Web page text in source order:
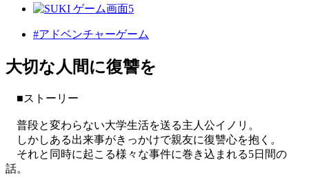
#アドベンチャーゲーム
大切な人間に復讐を
■ストーリー
普段と変わらない大学生活を送る主人公イノリ。
しかしある出来事がきっかけで親友に復讐心を抱く。
それと同時に起こる様々な事件に巻き込まれる5日間の
話。